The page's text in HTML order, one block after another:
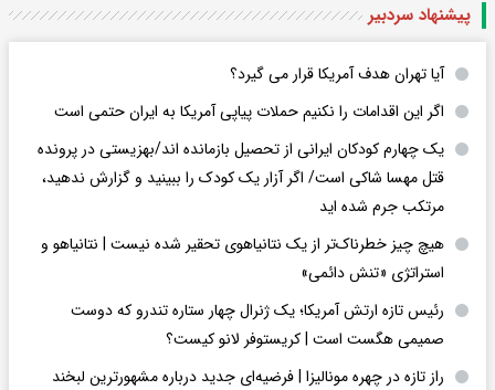
پیشنهاد سردبیر
آیا تهران هدف آمریکا قرار می گیرد؟
اگر این اقدامات را نکنیم حملات پیاپی آمریکا به ایران حتمی است
یک چهارم کودکان ایرانی از تحصیل بازمانده اند/بهزیستی در پرونده
قتل مهسا شاکی است/ اگر آزار یک کودک را ببینید و گزارش ندهید،
مرتکب جرم شده اید
هیچ چیز خطرناک‌تر از یک نتانیاهوی تحقیر شده نیست | نتانیاهو و
استراتژی «تنش دائمی»
رئیس تازه ارتش آمریکا؛ یک ژنرال چهار ستاره تندرو که دوست
صمیمی هگست است | کریستوفر لانو کیست؟
راز تازه در چهره مونالیزا | فرضیه‌ای جدید درباره مشهورترین لبخند